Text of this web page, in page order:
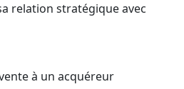
relation stratégique avec
à un acquéreur